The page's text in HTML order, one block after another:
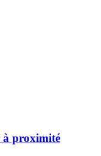
à proximité